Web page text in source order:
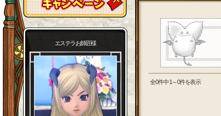
エステラお師匠様
全0件中 1～0件を表示